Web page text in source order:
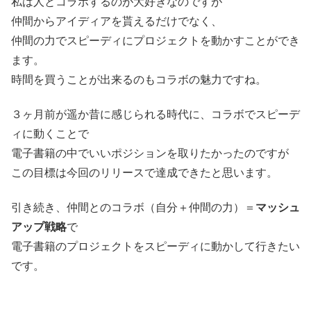
仲間からアイディアを貰えるだけでなく、
仲間の力でスピーディにプロジェクトを動かすことができ
ます。
時間を買うことが出来るのもコラボの魅力ですね。
３ヶ月前が遥か昔に感じられる時代に、コラボでスピーデ
ィに動くことで
電子書籍の中でいいポジションを取りたかったのですが
この目標は今回のリリースで達成できたと思います。
引き続き、仲間とのコラボ（自分＋仲間の力）＝ マッシュ
アップ戦略で
電子書籍のプロジェクトをスピーディに動かして行きたい
です。